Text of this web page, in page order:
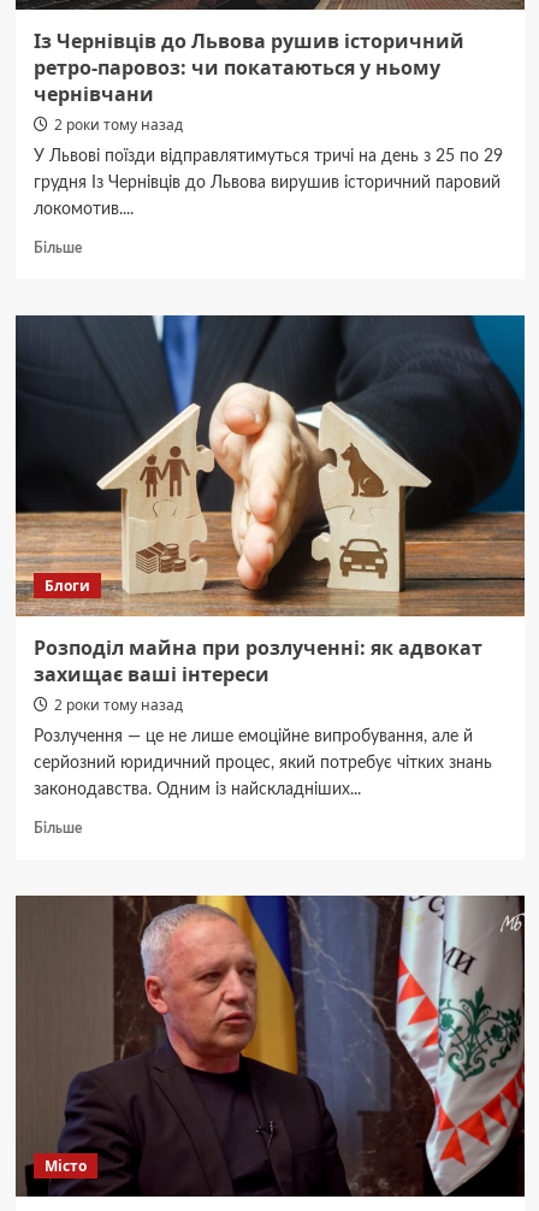
Із Чернівців до Львова рушив історичний
ретро-паровоз: чи покатаються у ньому
чернівчани
2 роки тому назад
У Львові поїзди відправлятимуться тричі на день з 25 по 29
грудня Із Чернівців до Львова вирушив історичний паровий
локомотив....
БільшеДокладніше
Чернівців
паровоз:
покатаються
у
ньому
чернівчани
Блоги
Розподіл майна при розлученні: як адвокат
захищає ваші інтереси
2 роки тому назад
Розлучення — це не лише емоційне випробування, але й
серйозний юридичний процес, який потребує чітких знань
законодавства. Одним із найскладніших...
БільшеДокладніше
майна
розлученні:
інтереси
Місто